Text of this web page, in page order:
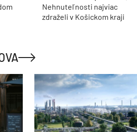
Nehnuteľnosti najviac
zdraželi v Košickom kraji